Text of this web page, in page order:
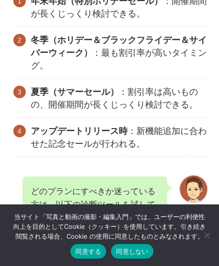
が長くじっくり検討できる。
冬季（ホリデー＆ブラックフライデー＆サイ
バーウィーク）
：最も割引率が高いタイミン
グ。
夏季（サマーセール）
：割引率は高いもの
の、開催期間が長くじっくり検討できる。
アップデートリリース時：新機能追加に合わ
せた記念セールが行われる。
どのプランにすべきか迷っている
方は、以下の診断ツールを試して
みてください。4つの質問に答え
るだけで、あなたに最適なプラン
がわかります。
当サイト「写真と動画の撮影・編集入門」では、ユーザーの利便性
向上を目的としてCookie（クッキー）を使用しています。引き続き
閲覧される場合、Cookie の使用に同意したものとみなされます。
同意する
同意しない